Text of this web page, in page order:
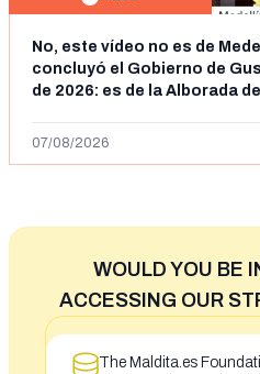
No, este vídeo no es de
concluyó el Gobierno de
de 2026: es de la Alborada
07/08/2026
WOULD YOU BE
ACCESSING OUR
The Maldita.es